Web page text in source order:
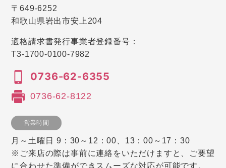
〒649-6252
和歌山県岩出市安上204
適格請求書発行事業者登録番号：
T3-1700-0100-7982
0736-62-6355
0736-62-8122
営業時間
月～土曜日 9：30～12：00、13：00～17：30
※ご来店の際は事前に連絡をいただけますと、ご要望
に合わせた準備ができスムーズな対応が可能です。